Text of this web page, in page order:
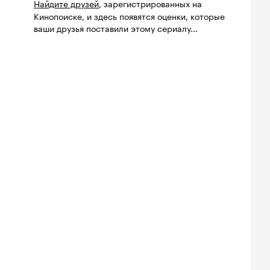
Найдите друзей, зарегистрированных на
Кинопоиске, и здесь появятся оценки, которые
ваши друзья поставили этому сериалу...